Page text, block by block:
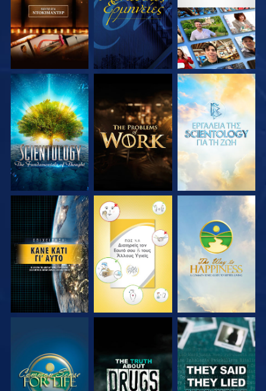
ΕΞΕΡΕΥΝΗΣΤΕ ΤΗ
ΣΕΙΡΑ
ΕΞΕΡΕΥΝΗΣΤΕ ΤΗ
ΣΕΙΡΑ
ΕΞΕΡΕΥΝΗΣΤΕ ΤΗ
ΣΕΙΡΑ
ΠΑΡΑΚΟΛΟΥΘΗΣΤΕ ΠΑΡΑΚΟΛΟΥΘΗΣΤΕ ΠΑΡΑΚΟΛΟΥΘΗΣΤΕ
ΠΑΡΑΚΟΛΟΥΘΗΣΤΕ ΠΑΡΑΚΟΛΟΥΘΗΣΤΕ ΠΑΡΑΚΟΛΟΥΘΗΣΤΕ